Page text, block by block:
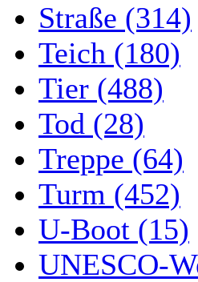
Straße (314)
Teich (180)
Tier (488)
Tod (28)
Treppe (64)
Turm (452)
U-Boot (15)
UNESCO-